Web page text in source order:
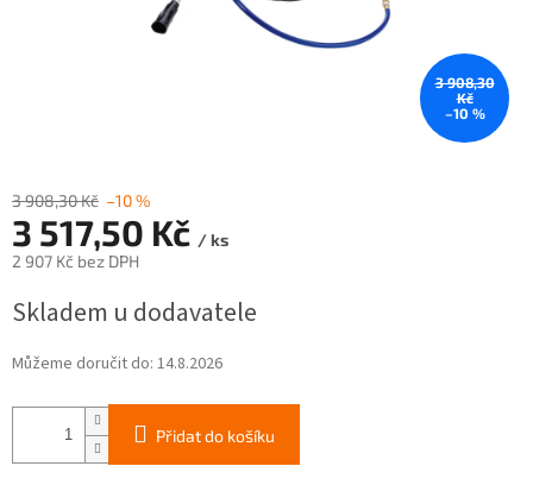
3 908,30
Kč
–10 %
3 908,30 Kč –10 %
3 517,50 Kč / ks
2 907 Kč bez DPH
cena:
Skladem u dodavatele
Můžeme doručit do: 14.8.2026
Přidat do košíku